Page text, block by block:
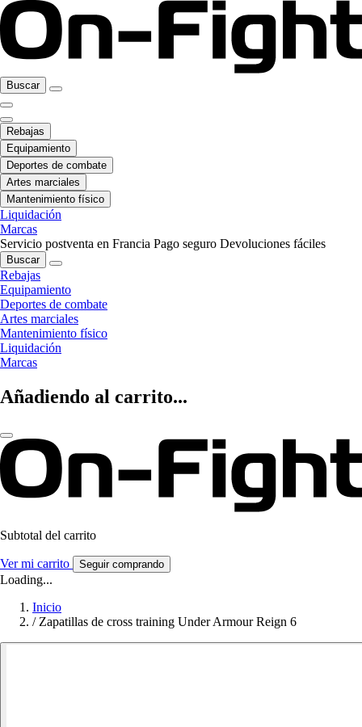
Buscar
Rebajas
Equipamiento
Deportes de combate
Artes marciales
Mantenimiento físico
Liquidación
Marcas
Servicio postventa en Francia Pago seguro Devoluciones fáciles
Buscar
Rebajas
Equipamiento
Deportes de combate
Artes marciales
Mantenimiento físico
Liquidación
Marcas
Añadiendo al carrito...
Subtotal del carrito
Ver mi carrito Seguir comprando
Loading...
Inicio
/ Zapatillas de cross training Under Armour Reign 6